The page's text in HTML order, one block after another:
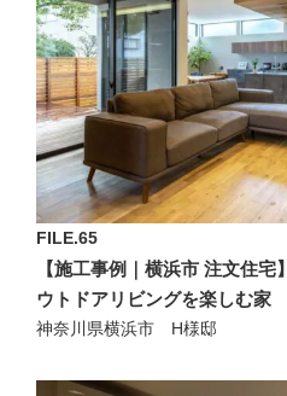
FILE.65
【施工事例｜横浜市 注文住
ウトドアリビングを楽しむ家
神奈川県横浜市 H様邸